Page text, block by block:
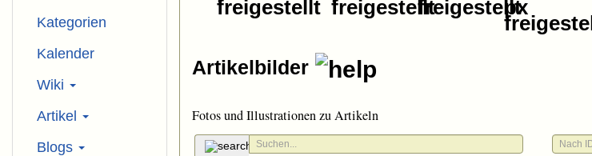
Artikelbilder
Fotos und Illustrationen zu Artikeln
Kategorien
Kalender
Wiki
Artikel
Blogs